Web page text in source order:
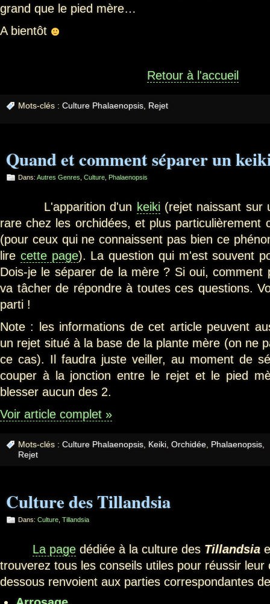
grand que le pied mère…
A bientôt
Retour à l'accueil
Mots-clés : Culture Phalaenopsis Rejet
Quand et comment séparer un
Dans: Autres Genres Culture Phalaenopsis
L'apparition d'un keiki(rejet naissant sur
rare chez les orchidées, et plus particulièrement
(pour ceux qui ne connaissent pas bien ce
lire cette page). La question qui m'est souvent
Dois-je le séparer de la mère ? Si oui, comment
va tâcher de répondre à toutes ces questions.
parti !
Note : les informations de cet article peuvent
un rejet situé à la base de la plante mère (on ne
ce cas). Il faudra juste veiller, au moment de
couper à la jonction entre le rejet et le pied
blesser aucun des 2.
Voir article complet »
Mots-clés : Culture Phalaenopsis Keiki Orchidée Phalaenopsis
Rejet
Culture des Tillandsia
Dans: Culture Tillandsia
La page dédiée à la culture des Tillandsia
trouverez tous les conseils utiles pour réussir leur
dessous renvoient aux parties correspondantes